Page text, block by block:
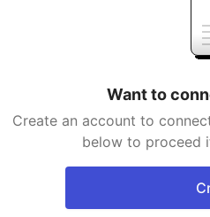
Want to
Create an account to
below to proceed